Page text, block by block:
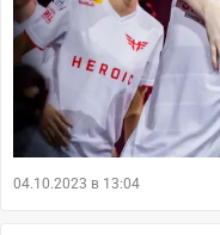
04.10.2023 в 13:04